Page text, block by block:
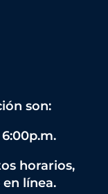
son:
horarios,
línea.